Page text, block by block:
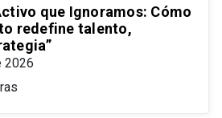
que Ignoramos: Cómo
redefine talento,
2026